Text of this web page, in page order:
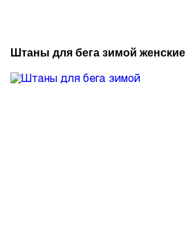
Штаны для бега зимой женские